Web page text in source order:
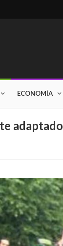
ECONOMÍA
adaptado